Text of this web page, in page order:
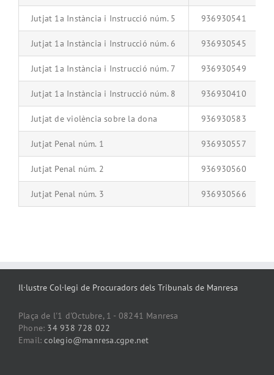
Jutjat 1a Instància i Instrucció núm. 5 936930541
Jutjat 1a Instància i Instrucció núm. 6 936930545
Jutjat 1a Instància i Instrucció núm. 7 936930549
Jutjat 1a Instància i Instrucció núm. 8 936930410
Jutjat de violència sobre la dona 936930583
Jutjat Penal núm. 1 936930557
Jutjat Penal núm. 2 936930560
Jutjat Penal núm. 3 936930566
Il·lustre Col·legi de Procuradors dels Tribunals de Manresa
Plaça de l'1 d'Octubre, 1 - 08241 Manresa
Phone: 34 938 728 022
Email:colegio@manresa.cgpe.net